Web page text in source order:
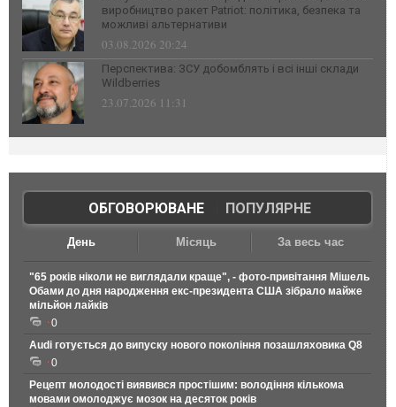
виробництво ракет Patriot: політика, безпека та
можливі альтернативи
03.08.2026 20:24
Перспектива: ЗСУ добомблять і всі інші склади
Wildberries
23.07.2026 11:31
ОБГОВОРЮВАНЕ| ПОПУЛЯРНЕ
День Місяць За весь час
"65 років ніколи не виглядали краще", - фото-привітання Мішель
Обами до дня народження екс-президента США зібрало майже
мільйон лайків
0
Audi готується до випуску нового покоління позашляховика Q8
0
Рецепт молодості виявився простішим: володіння кількома
мовами омолоджує мозок на десяток років